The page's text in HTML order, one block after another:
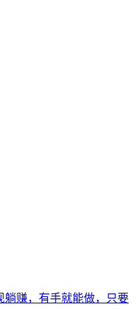
躺赚，有手就能做，只要